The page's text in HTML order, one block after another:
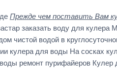
Прежде чем поставить Вам
заказать воду для кулера
чистой водой в
кулера для воды На сосках
ремонт пурифайеров Кулер